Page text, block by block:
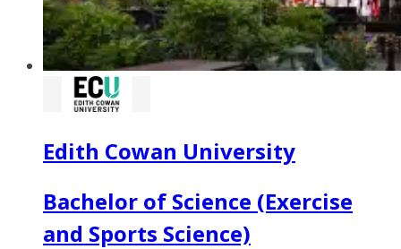
Edith Cowan University
Bachelor of Science (Exercise
and Sports Science)